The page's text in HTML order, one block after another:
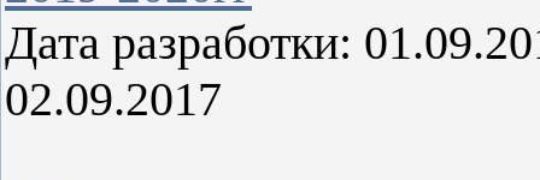
Дата разработки:
02.09.2017